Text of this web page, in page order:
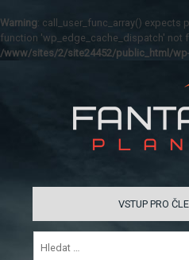
Warning: call_user_func_array() expects
function 'wp_edge_cache_dispatch' not
/www/sites/2/site24452/public_html/
VSTUP PRO